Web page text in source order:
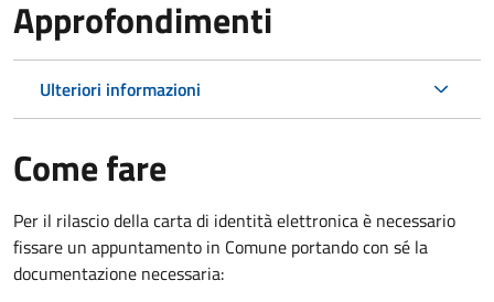
Approfondimenti
Ulteriori informazioni
Come fare
Per il rilascio della carta di identità elettronica è necessario
fissare un appuntamento in Comune portando con sé la
documentazione necessaria: